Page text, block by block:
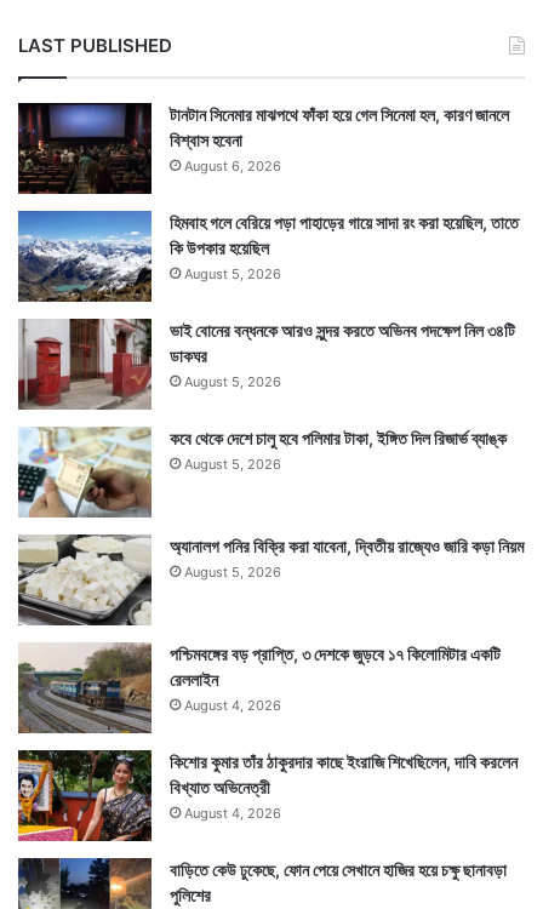
LAST PUBLISHED
টানটান সিনেমার মাঝপথে ফাঁকা হয়ে গেল সিনেমা হল, কারণ জানলে
বিশ্বাস হবেনা
August 6, 2026
হিমবাহ গলে বেরিয়ে পড়া পাহাড়ের গায়ে সাদা রং করা হয়েছিল, তাতে
কি উপকার হয়েছিল
August 5, 2026
ভাই বোনের বন্ধনকে আরও সুন্দর করতে অভিনব পদক্ষেপ নিল ৩৪টি
ডাকঘর
August 5, 2026
কবে থেকে দেশে চালু হবে পলিমার টাকা, ইঙ্গিত দিল রিজার্ভ ব্যাঙ্ক
August 5, 2026
অ্যানালগ পনির বিক্রি করা যাবেনা, দ্বিতীয় রাজ্যেও জারি কড়া নিয়ম
August 5, 2026
পশ্চিমবঙ্গের বড় প্রাপ্তি, ৩ দেশকে জুড়বে ১৭ কিলোমিটার একটি
রেললাইন
August 4, 2026
কিশোর কুমার তাঁর ঠাকুরদার কাছে ইংরাজি শিখেছিলেন, দাবি করলেন
বিখ্যাত অভিনেত্রী
August 4, 2026
বাড়িতে কেউ ঢুকেছে, ফোন পেয়ে সেখানে হাজির হয়ে চক্ষু ছানাবড়া
পুলিশের